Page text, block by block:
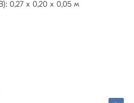
0,27 х 0,20 х 0,05 м